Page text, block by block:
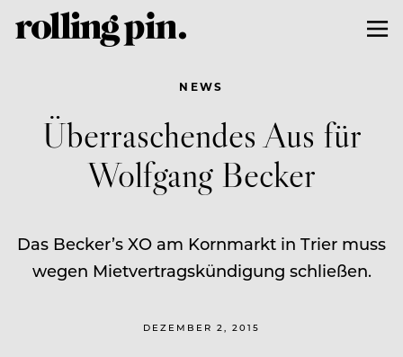
NEWS
Überraschendes Aus für
Wolfgang Becker
Das Becker’s XO am Kornmarkt in Trier muss
wegen Mietvertragskündigung schließen.
DEZEMBER 2, 2015